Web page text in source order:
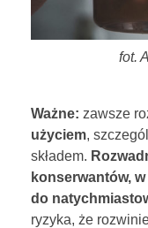
fot.
Ważne: zawsze
użyciem,
składem.
konserwantów,
do
ryzyka, że